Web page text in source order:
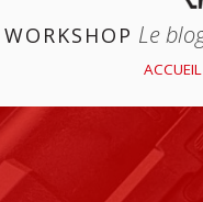
Le
ACCUEIL